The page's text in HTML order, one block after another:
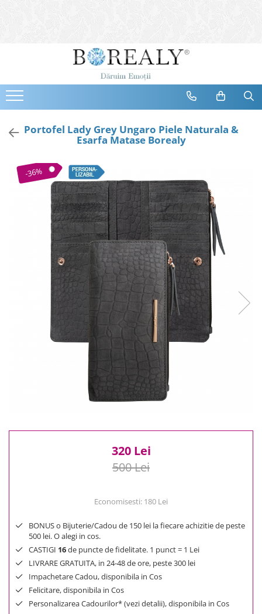
Bijuterii
Cercei
Bratari
Coliere
Tiare
Destinatari
Bijuterii Femei
Bijuterii Copii
Bijuterii Mirese
Cele mai noi
Cele mai vandute
Cele mai votate
Portofel Lady Grey Ungaro Piele Naturala &
Esarfa Matase Borealy
-36%
320 Lei
500 Lei
Economisesti: 180 Lei
BONUS o Bijuterie/Cadou de 150 lei la fiecare achizitie de peste
500 lei. O alegi in cos.
CASTIGI 16de puncte de fidelitate. 1 punct = 1 Lei
LIVRARE GRATUITA, in 24-48 de ore, peste 300 lei
Impachetare Cadou, disponibila in Cos
Felicitare, disponibila in Cos
Personalizarea Cadourilor* (vezi detalii), disponibila in Cos